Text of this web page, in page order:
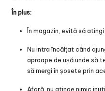
În plus:
În magazin, evită să
Nu intra încălțat când
aproape de ușă unde să
să mergi în șosete prin
Afară, nu atinge nimic